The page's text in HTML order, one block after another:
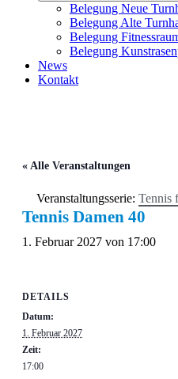
Belegung Neue
Belegung Alte
Belegung
Belegung
News
Kontakt
« Alle Veranstaltungen
Veranstaltungsserie: Tennis
Tennis Damen 40
1. Februar 2027 von 17:00
DETAILS
Datum:
1. Februar 2027
Zeit:
17:00